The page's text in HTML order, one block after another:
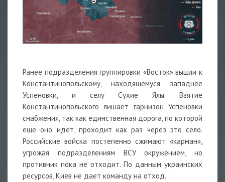
Ранее подразделения группировки «Восток» вышли к
Константинопольскому, находящемуся западнее
Успеновки, и селу Сухие Ялы. Взятие
Константинопольского лишает гарнизон Успеновки
снабжения, так как единственная дорога, по которой
еще оно идет, проходит как раз через это село.
Российские войска постепенно сжимают «карман»,
угрожая подразделениям ВСУ окружением, но
противник пока не отходит. По данным украинских
ресурсов, Киев не дает команду на отход.